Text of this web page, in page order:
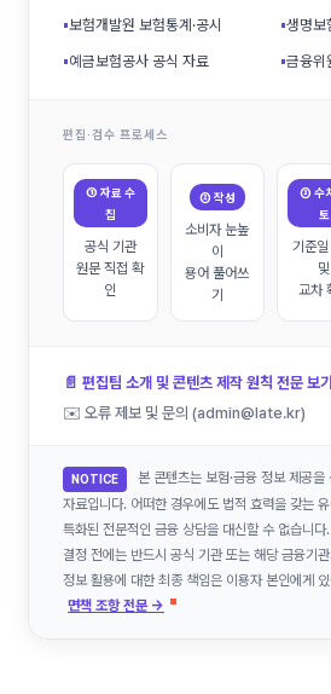
▪보험개발원 보험통계·공시 ▪생명보
▪예금보험공사 공식 자료 ▪금융위
편집·검수 프로세스
① 자료 수
집
공식 기관
원문 직접 확
인
② 작성
소비자 눈높
이
용어 풀어쓰
기
③ 수
토
기준일
및
교차
📄 편집팀 소개 및 콘텐츠 제작 원칙 전문 보
✉️ 오류 제보 및 문의 (admin@late.kr)
NOTICE
본 콘텐츠는 보험·금융 정보 제공을
자료입니다. 어떠한 경우에도 법적 효력을 갖는
특화된 전문적인 금융 상담을 대신할 수 없습니
결정 전에는 반드시 공식 기관 또는 해당 금융기
정보 활용에 대한 최종 책임은 이용자 본인에게
면책 조항 전문 →